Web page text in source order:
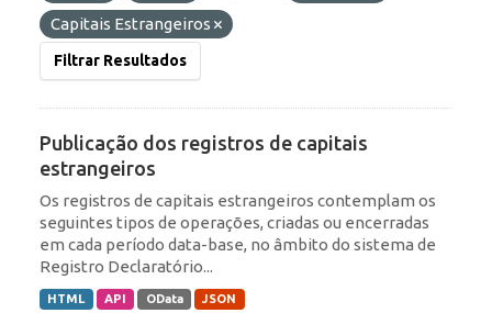
Capitais Estrangeiros
Filtrar Resultados
Publicação dos registros de capitais
estrangeiros
Os registros de capitais estrangeiros contemplam os
seguintes tipos de operações, criadas ou encerradas
em cada período data-base, no âmbito do sistema de
Registro Declaratório...
HTML API OData JSON